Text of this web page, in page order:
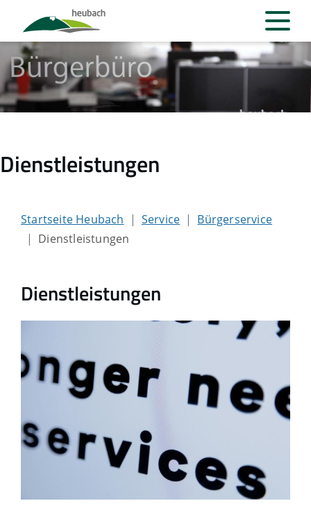
Dienstleistungen
Startseite Heubach Service
Bürgerservice
Dienstleistungen
Dienstleistungen